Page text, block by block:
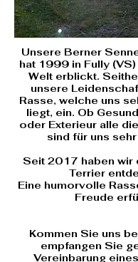
Unsere Berner
hat 1999 in Fully
Welt erblickt.
unsere
Rasse, welche uns
liegt, ein. Ob
oder Exterieur alle
sind für uns
Seit 2017 haben wir
Terrier
Eine humorvolle
Freude
Kommen Sie uns
empfangen Sie
Vereinbarung